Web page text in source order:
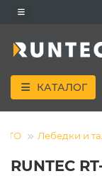
КАТАЛОГ
СТО Лебедки и
RUNTEC